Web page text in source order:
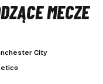
MECZE
City